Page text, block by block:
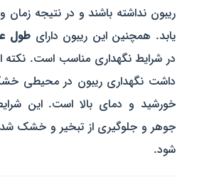
ریبون نداشته باشند و در نتیجه
یابد. همچنین این ریبون دارای طول
در شرایط نگهداری مناسب است. نکته‌
داشت نگهداری ریبون در محیطی
خورشید و دمای بالا است. این
جوهر و جلوگیری از تبخیر و خشک
شود.